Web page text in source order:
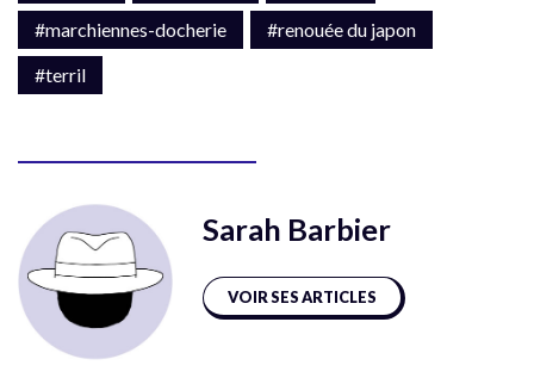
#marchiennes-docherie
#renouée du japon
#terril
Sarah Barbier
VOIR SES ARTICLES